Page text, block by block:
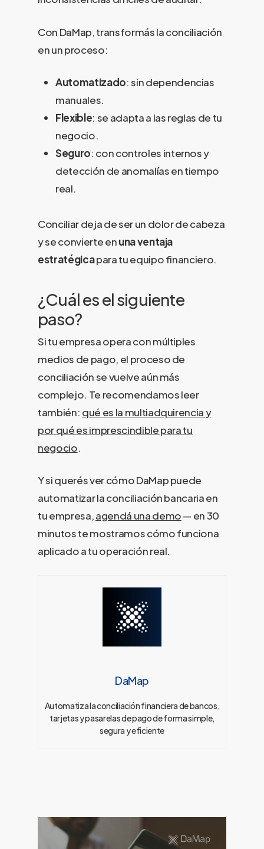
Con DaMap, transformás la conciliación
en un proceso:
Automatizado: sin dependencias
manuales.
Flexible: se adapta a las reglas de tu
negocio.
Seguro: con controles internos y
detección de anomalías en tiempo
real.
Conciliar deja de ser un dolor de cabeza
y se convierte enuna ventaja
estratégicapara tu equipo financiero.
¿Cuál es el siguiente
paso?
Si tu empresa opera con múltiples
medios de pago, el proceso de
conciliación se vuelve aún más
complejo. Te recomendamos leer
también: qué es la multiadquirencia y
por qué es imprescindible para tu
negocio.
Y si querés ver cómo DaMap puede
automatizar la conciliación bancaria en
tu empresa,agendá una demo— en 30
minutos te mostramos cómo funciona
aplicado a tu operación real.
DaMap
Automatiza la conciliación financiera de bancos,
tarjetas y pasarelas de pago de forma simple,
segura y eficiente